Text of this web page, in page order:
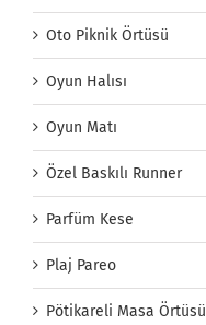
Oto Piknik Örtüsü
Oyun Halısı
Oyun Matı
Özel Baskılı Runner
Parfüm Kese
Plaj Pareo
Pötikareli Masa Örtüsü